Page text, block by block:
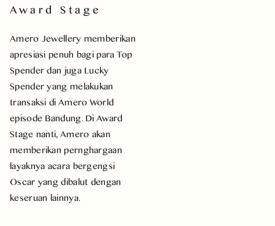
Award Stage
Amero Jewellery memberikan
apresiasi penuh bagi para Top
Spender dan juga Lucky
Spender yang melakukan
transaksi di Amero World
episode Bandung. Di Award
Stage nanti, Amero akan
memberikan pernghargaan
layaknya acara bergengsi
Oscar yang dibalut dengan
keseruan lainnya.